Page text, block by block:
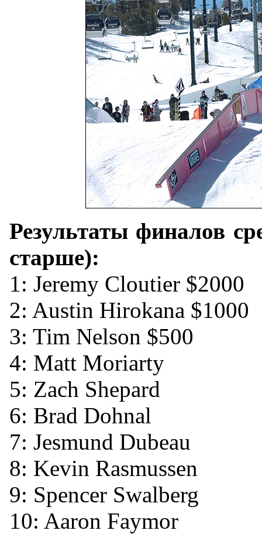
Результаты финалов
старше):
1: Jeremy Cloutier $2000
2: Austin Hirokana $1000
3: Tim Nelson $500
4: Matt Moriarty
5: Zach Shepard
6: Brad Dohnal
7: Jesmund Dubeau
8: Kevin Rasmussen
9: Spencer Swalberg
10: Aaron Faymor